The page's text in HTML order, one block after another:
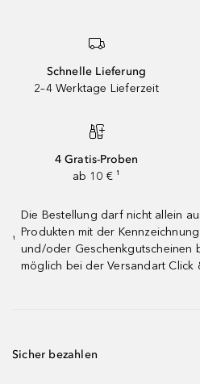
Schnelle Lieferung
2–4 Werktage Lieferzeit
4 Gratis-Proben
ab 10 € ¹
¹
Die Bestellung darf nicht allein
Produkten mit der
und/oder Geschenkgutscheinen
möglich bei der Versandart Click
Sicher bezahlen